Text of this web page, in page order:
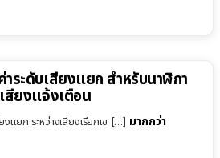
ระดับเสียงแยก สำหรับนาฬิกา
สียงแจ้งเตือน
แยก ระหว่างเสียงเรียกเข […] มากกว่า